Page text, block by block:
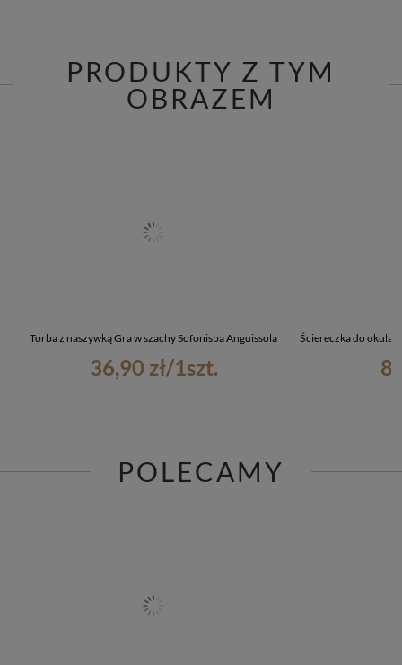
PRODUKTY Z TYM
OBRAZEM
Torba z naszywką Gra w szachy Sofonisba Anguissola
36,90 zł/1szt.
Ściereczka do
POLECAMY